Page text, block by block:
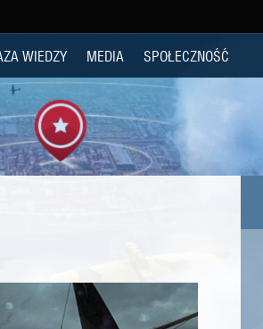
WIEDZY MEDIA SPOŁECZNOŚĆ